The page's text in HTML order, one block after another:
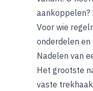
aankoppelen?
Voor wie
onderdelen en
Nadelen van
Het grootste
vaste